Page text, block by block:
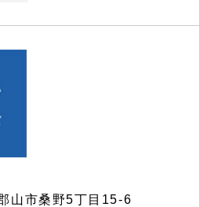
山市桑野5丁目15-6